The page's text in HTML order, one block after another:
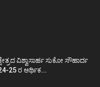
ವಿಶ್ವಾಸಾರ್ಹ ಸುಕೋ ಸೌಹಾರ್ದ
25 ರ ಆರ್ಥಿಕ...